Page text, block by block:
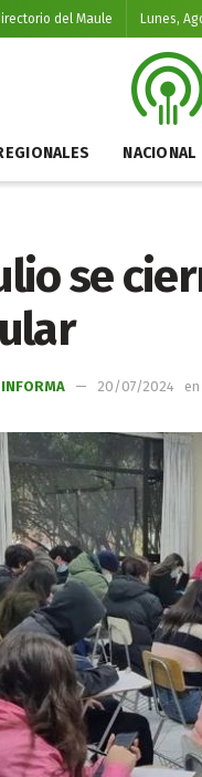
del Maule Lunes,
NACIONAL
se
INFORMA 20/07/2024 en